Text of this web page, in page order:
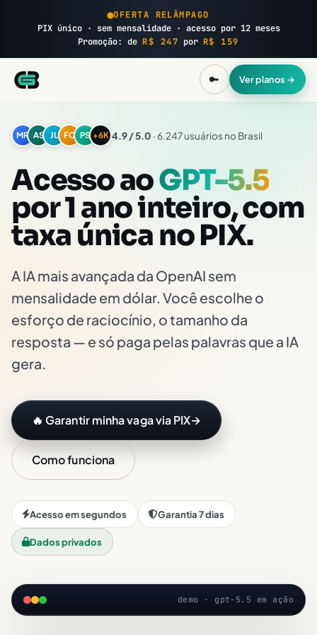
OFERTA RELÂMPAGO
PIX único · sem mensalidade · acesso por 12 meses
Promoção: de R$ 247 por R$ 159
🔑 Ver planos →
MR AS JL FC PS +6K 4.9 / 5.0 · 6.247 usuários no Brasil
Acesso aoGPT-5.5
por 1 ano inteiro, com
taxa única no PIX.
A IA mais avançada da OpenAI sem
mensalidade em dólar. Você escolhe o
esforço de raciocínio, o tamanho da
resposta — e só paga pelas palavras que a IA
gera.
🔥 Garantir minha vaga via PIX→
Como funciona
Acesso em segundos Garantia 7 dias
Dados privados
demo · gpt-5.5 em ação